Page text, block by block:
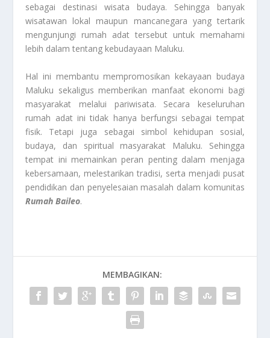
sebagai destinasi wisata budaya. Sehingga banyak
wisatawan lokal maupun mancanegara yang tertarik
mengunjungi rumah adat tersebut untuk memahami
lebih dalam tentang kebudayaan Maluku.
Hal ini membantu mempromosikan kekayaan budaya
Maluku sekaligus memberikan manfaat ekonomi bagi
masyarakat melalui pariwisata. Secara keseluruhan
rumah adat ini tidak hanya berfungsi sebagai tempat
fisik. Tetapi juga sebagai simbol kehidupan sosial,
budaya, dan spiritual masyarakat Maluku. Sehingga
tempat ini memainkan peran penting dalam menjaga
kebersamaan, melestarikan tradisi, serta menjadi pusat
pendidikan dan penyelesaian masalah dalam komunitas
Rumah Baileo.
MEMBAGIKAN: